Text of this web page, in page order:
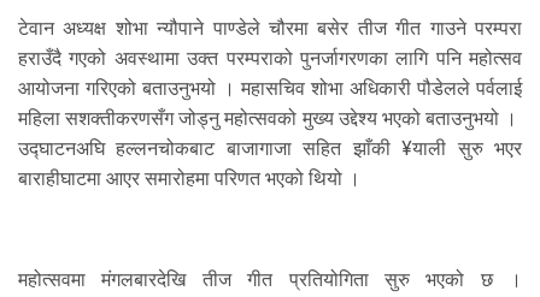
टेवान अध्यक्ष शोभा न्यौपाने पाण्डेले चौरमा बसेर तीज गीत गाउने परम्परा
हराउँदै गएको अवस्थामा उक्त परम्पराको पुनर्जागरणका लागि पनि महोत्सव
आयोजना गरिएको बताउनुभयो । महासचिव शोभा अधिकारी पौडेलले पर्वलाई
महिला सशक्तीकरणसँग जोड्नु महोत्सवको मुख्य उद्देश्य भएको बताउनुभयो ।
उद्घाटनअघि हल्लनचोकबाट बाजागाजा सहित झाँकी ¥याली सुरु भएर
बाराहीघाटमा आएर समारोहमा परिणत भएको थियो ।
महोत्सवमा मंगलबारदेखि तीज गीत प्रतियोगिता सुरु भएको छ ।